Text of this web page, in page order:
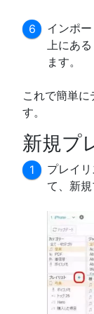
インポ
上にあ
ます。
これで簡単に
す。
新規プ
プレイ
て、新規